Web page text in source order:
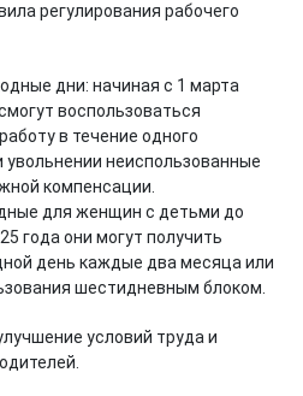
регулирования рабочего
дни: начиная с 1 марта
воспользоваться
в течение одного
увольнении неиспользованные
компенсации.
для женщин с детьми до
года они могут получить
день каждые два месяца или
шестидневным блоком.
условий труда и